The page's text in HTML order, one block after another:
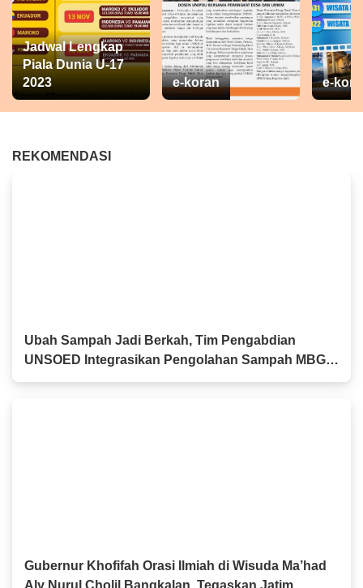
Jadwal Lengkap
Piala Dunia U-17
2023
e-koran e-
REKOMENDASI
Ubah Sampah Jadi Berkah, Tim Pengabdian
UNSOED Integrasikan Pengolahan Sampah MBG
dan Budidaya Melon di SDIT Mutiara Hati
Gubernur Khofifah Orasi Ilmiah di Wisuda Ma’had